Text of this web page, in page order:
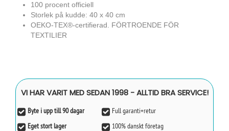
100 procent officiell
Storlek på kudde: 40 x 40 cm
OEKO-TEX®-certifierad. FÖRTROENDE FÖR
TEXTILIER
VI HAR VARIT MED SEDAN 1998 - ALLTID BRA SERVICE!
Byte i upp till 90 dagar
Full garanti+retur
Eget stort lager
100% danskt företag